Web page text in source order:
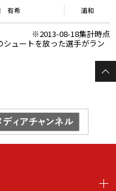
有希 浦和
※2013-08-18集計時点
ュートを放った選手がラン